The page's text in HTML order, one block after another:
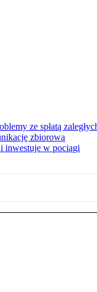
ze spłatą
zbiorową
inwestuje w pociągi